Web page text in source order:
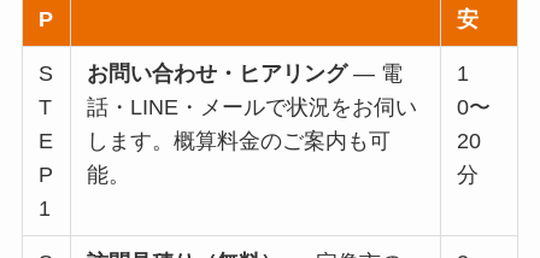
P
安
S
T
E
P
1
お問い合わせ・ヒアリング— 電
話・LINE・メールで状況をお伺い
します。概算料金のご案内も可
能。
1
0〜
20
分